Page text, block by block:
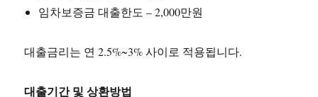
임차보증금 대출한도 – 2,000만원
대출금리는 연 2.5%~3% 사이로 적용됩니다.
대출기간 및 상환방법